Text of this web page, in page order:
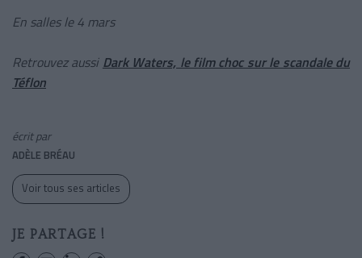
En salles le 4 mars
Retrouvez aussi Dark Waters, le film choc sur le scandale du
Téflon
écrit par
ADÈLE BRÉAU
Voir tous ses articles
JE PARTAGE !